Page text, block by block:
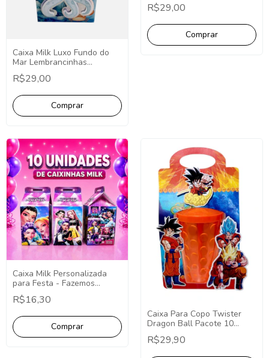
Caixa Milk Luxo Fundo do
Mar Lembrancinhas
Luxuosas 3D Personalizada
PCT C/10 Unidades Fundo
R$29,00
PCT C/10 Unid, O Tempo
R$29,00
Caixa Milk Personalizada
para Festa - Fazemos
Qualquer Tema -
Lembrancinha Personalizada
R$16,30
Caixa Para Copo Twister
Dragon Ball Pacote 10
Unidades Lembrancinha
Dragon Ball Personalizados
R$29,90